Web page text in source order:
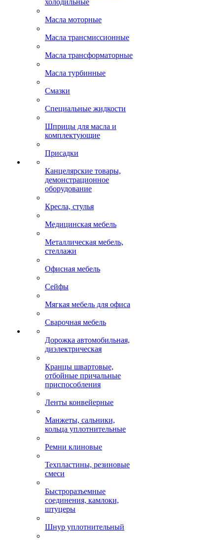
холодильные
Масла моторные
Масла трансмиссионные
Масла трансформаторные
Масла турбинные
Смазки
Специальные жидкости
Шприцы для масла и
комплектующие
Присадки
Канцелярские товары,
демонстрационное
оборудование
Кресла, стулья
Медицинская мебель
Металлическая мебель,
стеллажи
Офисная мебель
Сейфы
Мягкая мебель для офиса
Сварочная мебель
Дорожка автомобильная,
диэлектрическая
Кранцы швартовые,
отбойные причальные
приспособления
Ленты конвейерные
Манжеты, сальники,
кольца уплотнительные
Ремни клиновые
Техпластины, резиновые
смеси
Быстроразъемные
соединения, камлоки,
штуцеры
Шнур уплотнительный